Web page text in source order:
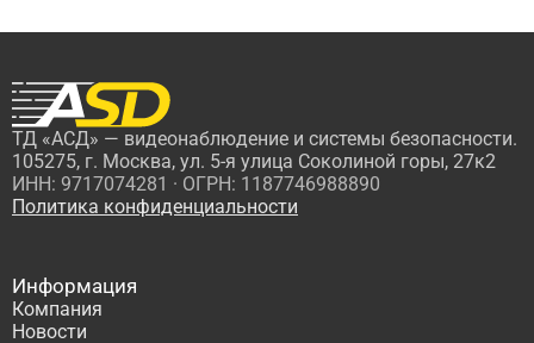
ТД «АСД» — видеонаблюдение и системы безопасности.
105275, г. Москва, ул. 5-я улица Соколиной горы, 27к2
ИНН: 9717074281 · ОГРН: 1187746988890
Политика конфиденциальности
Информация
Компания
Новости